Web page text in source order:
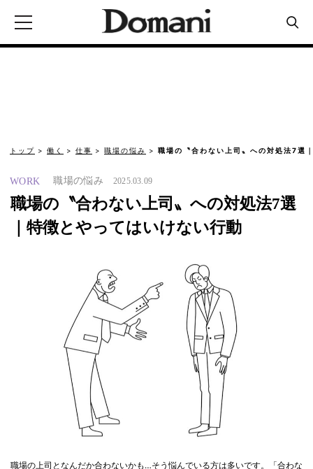
トップ 働く 仕事 職場の悩み 職場の〝合わない上司〟への対処法7選
WORK 職場の悩み 2025.03.09
職場の〝合わない上司〟への対処法7選
｜特徴とやってはいけない行動
職場の上司となんだか合わないかも…そう悩んでいる方は多いです。「合わな